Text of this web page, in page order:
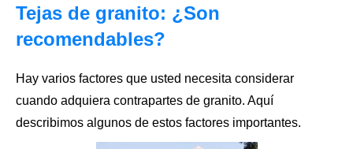
Tejas de granito: ¿Son
recomendables?
Hay varios factores que usted necesita considerar
cuando adquiera contrapartes de granito. Aquí
describimos algunos de estos factores importantes.